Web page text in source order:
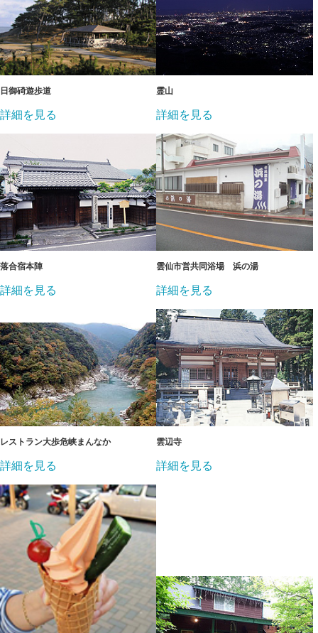
日御碕遊歩道
詳細を見る
霊山
詳細を見る
落合宿本陣
詳細を見る
雲仙市営共同浴場 浜の湯
詳細を見る
レストラン大歩危峡まんなか
詳細を見る
雲辺寺
詳細を見る